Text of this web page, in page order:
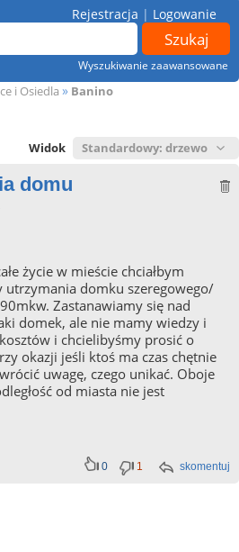
Wyszukiwanie zaawansowane
Rejestracja | Logowanie
i Osiedla » Banino
Widok
domu
życie w mieście chciałbym
utrzymania domku szeregowego/
Zastanawiamy się nad
domek, ale nie mamy wiedzy i
i chcielibyśmy prosić o
okazji jeśli ktoś ma czas chętnie
uwagę, czego unikać. Oboje
od miasta nie jest
skomentuj
0 1